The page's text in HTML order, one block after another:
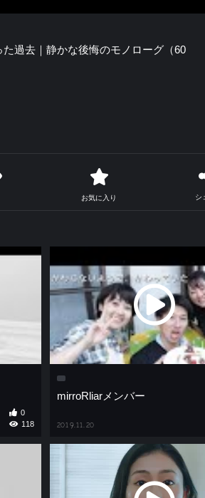
過去｜静かな後悔のモノローグ（60
お気に入り シ
0
118
mirroRliarメンバー
2019.11.20